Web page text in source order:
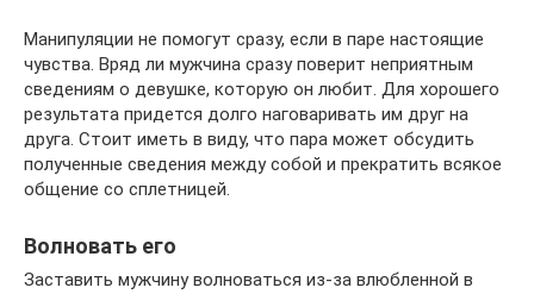
Манипуляции не помогут сразу, если в паре настоящие
чувства. Вряд ли мужчина сразу поверит неприятным
сведениям о девушке, которую он любит. Для хорошего
результата придется долго наговаривать им друг на
друга. Стоит иметь в виду, что пара может обсудить
полученные сведения между собой и прекратить всякое
общение со сплетницей.
Волновать его
Заставить мужчину волноваться из-за влюбленной в